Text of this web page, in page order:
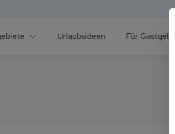
Urlaubsideen Für Gastgeber